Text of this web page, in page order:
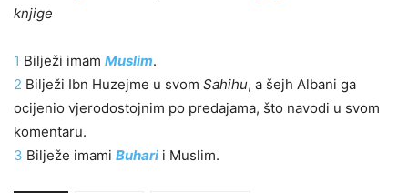
knjige
1 Bilježi imam Muslim.
2 Bilježi Ibn Huzejme u svom Sahihu, a šejh Albani ga
ocijenio vjerodostojnim po predajama, što navodi u svom
komentaru.
3 Bilježe imami Buhari i Muslim.